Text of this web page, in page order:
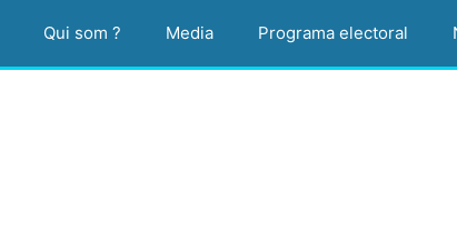
Qui som ? Media Programa electoral